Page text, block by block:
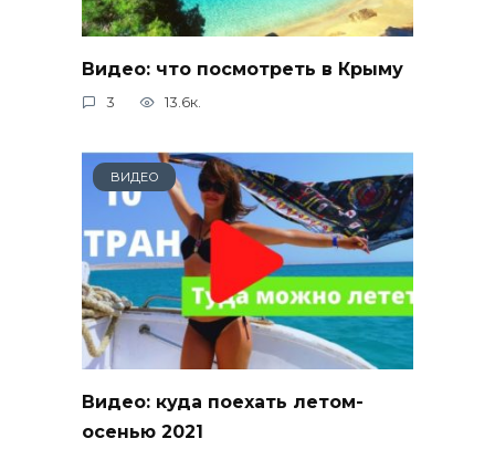
Видео: что посмотреть в Крыму
3 13.6к.
ВИДЕО
Видео: куда поехать летом-
осенью 2021